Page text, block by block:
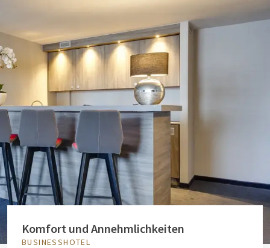
Komfort und Annehmlichkeiten
BUSINESSHOTEL